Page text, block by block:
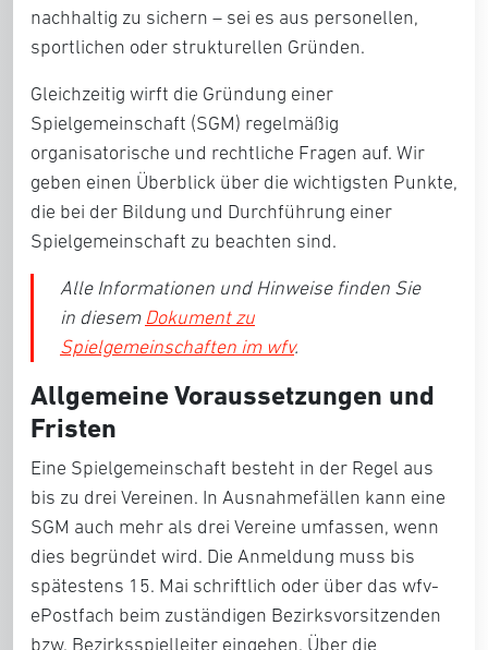
nachhaltig zu sichern – sei es aus personellen,
sportlichen oder strukturellen Gründen.
Gleichzeitig wirft die Gründung einer
Spielgemeinschaft (SGM) regelmäßig
organisatorische und rechtliche Fragen auf. Wir
geben einen Überblick über die wichtigsten Punkte,
die bei der Bildung und Durchführung einer
Spielgemeinschaft zu beachten sind.
Alle Informationen und Hinweise finden Sie
in diesem Dokument zu
Spielgemeinschaften im wfv.
Allgemeine Voraussetzungen und
Fristen
Eine Spielgemeinschaft besteht in der Regel aus
bis zu drei Vereinen. In Ausnahmefällen kann eine
SGM auch mehr als drei Vereine umfassen, wenn
dies begründet wird. Die Anmeldung muss bis
spätestens 15. Mai schriftlich oder über das wfv-
ePostfach beim zuständigen Bezirksvorsitzenden
bzw. Bezirksspielleiter eingehen. Über die